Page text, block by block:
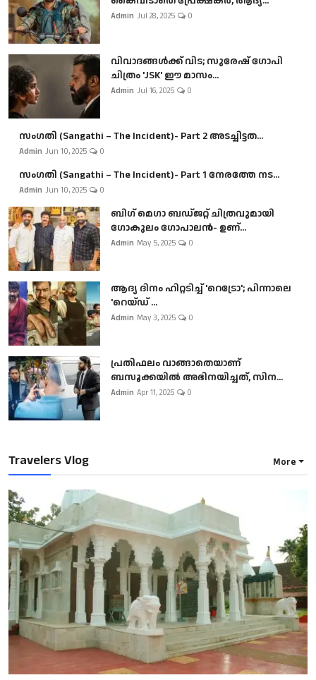
Admin Jul 28, 2025 0
വിവാദങ്ങൾക്ക് വിട; സുരേഷ് ഗോപി
ചിത്രം 'JSK' ഈ മാസം...
Admin Jul 16, 2025 0
സംഗതി (Sangathi – The Incident)- Part 2 അടച്ചിട്ടത...
Admin Jun 10, 2025 0
സംഗതി (Sangathi – The Incident)- Part 1 നേരത്തേ നട...
Admin Jun 10, 2025 0
ബി​ഗ് മെഗാ ബഡ്ജറ്റ് ചിത്രവുമായി
ഗോകുലം ഗോപാലൻ- ഉണ്...
Admin May 5, 2025 0
ആദ്യ ദിനം ഹിറ്റടിച്ച് 'റെട്രോ'; പിന്നാലെ
'റെയ്ഡ് ...
Admin May 3, 2025 0
പ്രതിഫലം വാങ്ങാതെയാണ്
ബസൂക്കയില്‍ അഭിനയിച്ചത്, സിന...
Admin Apr 11, 2025 0
Travelers Vlog More